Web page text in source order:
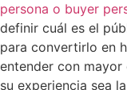
persona o buyer
definir cuál es el
para convertirlo en
entender con
su experiencia sea